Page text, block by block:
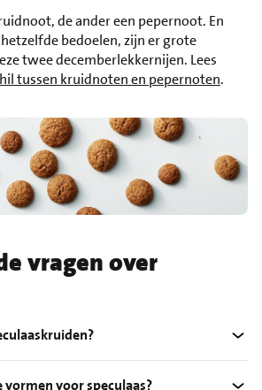
de ander een pepernoot. En
bedoelen, zijn er grote
twee decemberlekkernijen. Lees
tussen kruidnoten en pepernoten.
vragen over
voor speculaas?